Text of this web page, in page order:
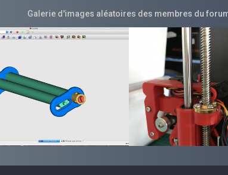
Galerie d'images aléatoires des membres du